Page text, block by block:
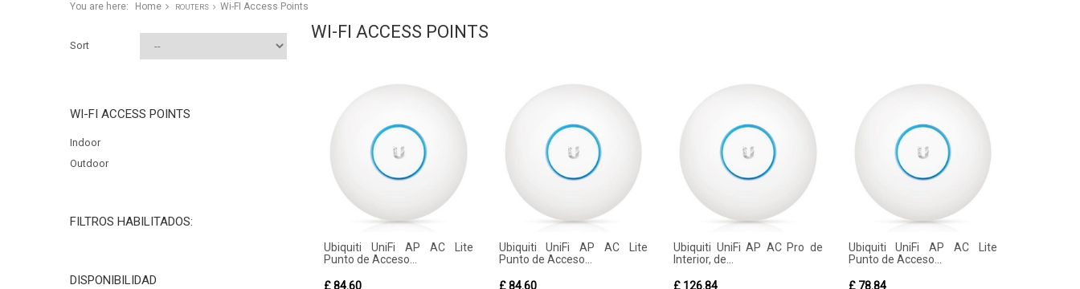
You are here: Home ROUTERS Wi-FI Access Points
Sort
WI-FI ACCESS POINTS
Indoor
Outdoor
FILTROS HABILITADOS:
DISPONIBILIDAD
WI-FI ACCESS POINTS
Ubiquiti UniFi AP AC Lite
Punto de Acceso...
£ 84.60
Ubiquiti UniFi AP AC Lite
Punto de Acceso...
£ 84.60
Ubiquiti UniFi AP AC Pro de
Interior, de...
£ 126.84
Ubiquiti UniFi AP AC Lite
Punto de Acceso...
£ 78.84